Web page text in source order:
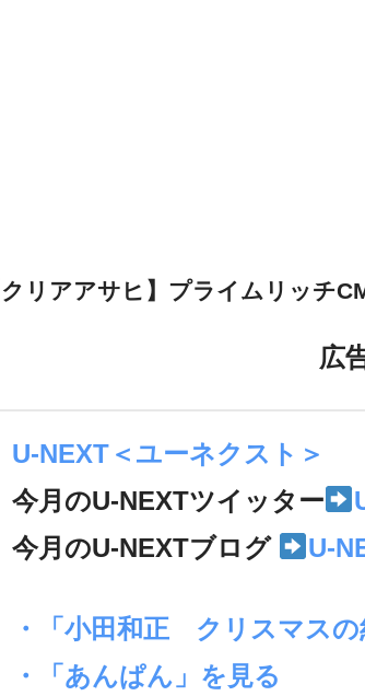
クリアアサヒ】プライムリッチ
広
U-NEXT＜ユーネクスト＞
今月のU-NEXTツイッター
今月のU-NEXTブログ
U-
・「小田和正 クリスマスの
・「あんぱん」を見る